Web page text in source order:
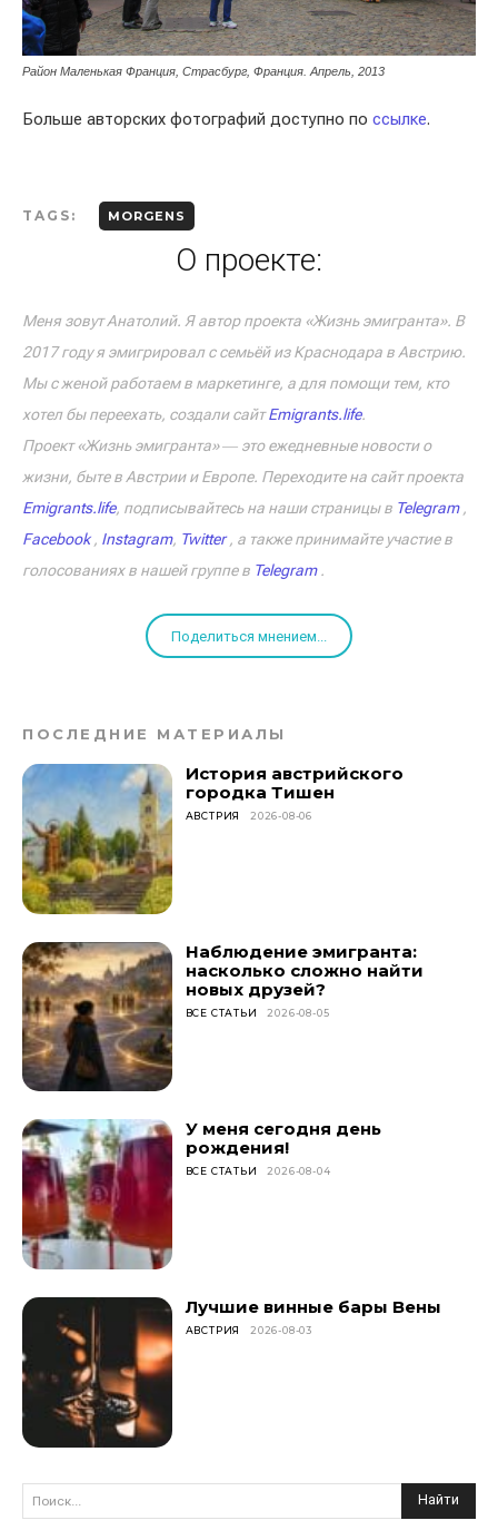
Район Маленькая Франция, Страсбург, Франция. Апрель, 2013
Больше авторских фотографий доступно по ссылке.
TAGS: MORGENS
О проекте:
Меня зовут Анатолий. Я автор проекта «Жизнь эмигранта». В
2017 году я эмигрировал с семьёй из Краснодара в Австрию.
Мы с женой работаем в маркетинге, а для помощи тем, кто
хотел бы переехать, создали сайтEmigrants.life.
Проект «Жизнь эмигранта» ― это ежедневные новости о
жизни, быте в Австрии и Европе. Переходите на сайт проекта
Emigrants.life, подписывайтесь на наши страницы в Telegram,
Facebook, Instagram, Twitter, а также принимайте участие в
голосованиях в нашей группе в Telegram.
Поделиться мнением...
ПОСЛЕДНИЕ МАТЕРИАЛЫ
История австрийского
городка Тишен
АВСТРИЯ 2026-08-06
Наблюдение эмигранта:
насколько сложно найти
новых друзей?
ВСЕ СТАТЬИ 2026-08-05
У меня сегодня день
рождения!
ВСЕ СТАТЬИ 2026-08-04
Лучшие винные бары Вены
АВСТРИЯ 2026-08-03
Поиск... Найти